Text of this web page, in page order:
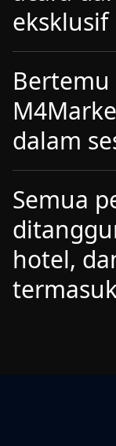
eksklusif
dalam
Semua
hotel,